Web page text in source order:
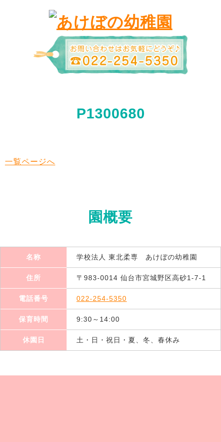
P1300680
一覧ページへ
園概要
名称 学校法人 東北柔専 あけぼの幼稚園
住所 〒983-0014 仙台市宮城野区高砂1-7-1
電話番号 022-254-5350
保育時間 9:30～14:00
休園日 土・日・祝日・夏、冬、春休み